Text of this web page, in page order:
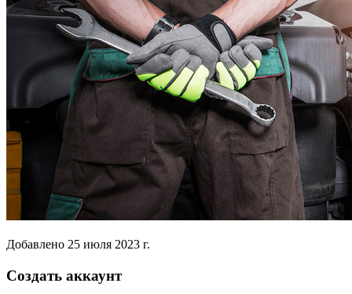
Добавлено 25 июля 2023 г.
Создать аккаунт